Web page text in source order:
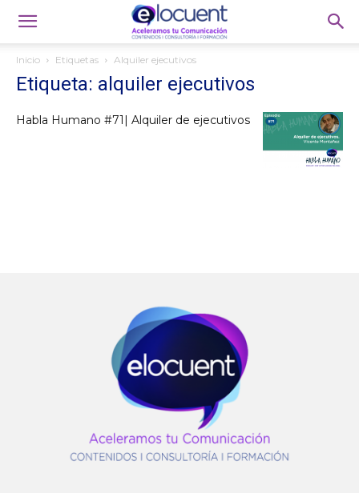
Inicio Etiquetas Alquiler ejecutivos
Etiqueta: alquiler ejecutivos
Habla Humano #71| Alquiler de ejecutivos